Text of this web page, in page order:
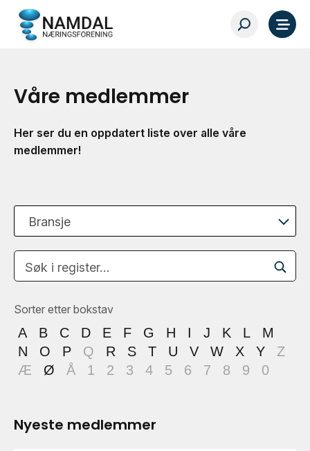
Våre medlemmer
Her ser du en oppdatert liste over alle våre
medlemmer!
Bransje
Søk i register…
Sorter etter bokstav
A B C D E F G H I J K L
M
N
O P Q R S T U V W X Y
Z
Æ
Ø Å 1 2 3 4 5 6 7 8 9 0
Nyeste medlemmer